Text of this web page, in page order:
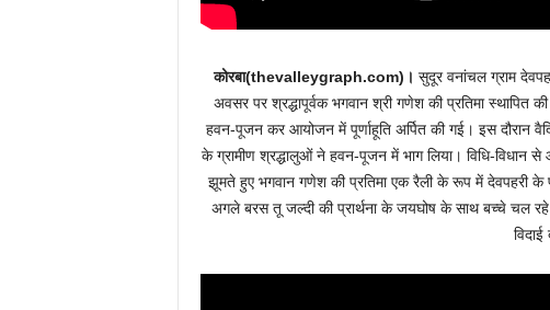
कोरबा(thevalleygraph.com)। सुदूर वनांचल ग्राम
अवसर पर श्रद्धापूर्वक भगवान श्री गणेश की प्रतिमा स्थापित
हवन-पूजन कर आयोजन में पूर्णाहूति अर्पित की गई। इस दौरान
के ग्रामीण श्रद्धालुओं ने हवन-पूजन में भाग लिया। विधि-विधान
झूमते हुए भगवान गणेश की प्रतिमा एक रैली के रूप में देवपहरी के
अगले बरस तू जल्दी की प्रार्थना के जयघोष के साथ बच्चे चल
विदाई